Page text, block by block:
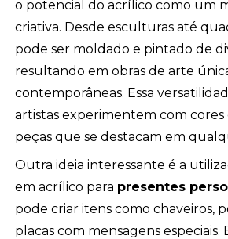
o potencial do acrílico como um
criativa. Desde esculturas até
pode ser moldado e pintado de
resultando em obras de arte
contemporâneas. Essa
artistas experimentem com cores
peças que se destacam em
Outra ideia interessante é a
em acrílico para presentes
pode criar itens como chaveiros,
placas com mensagens especiais.